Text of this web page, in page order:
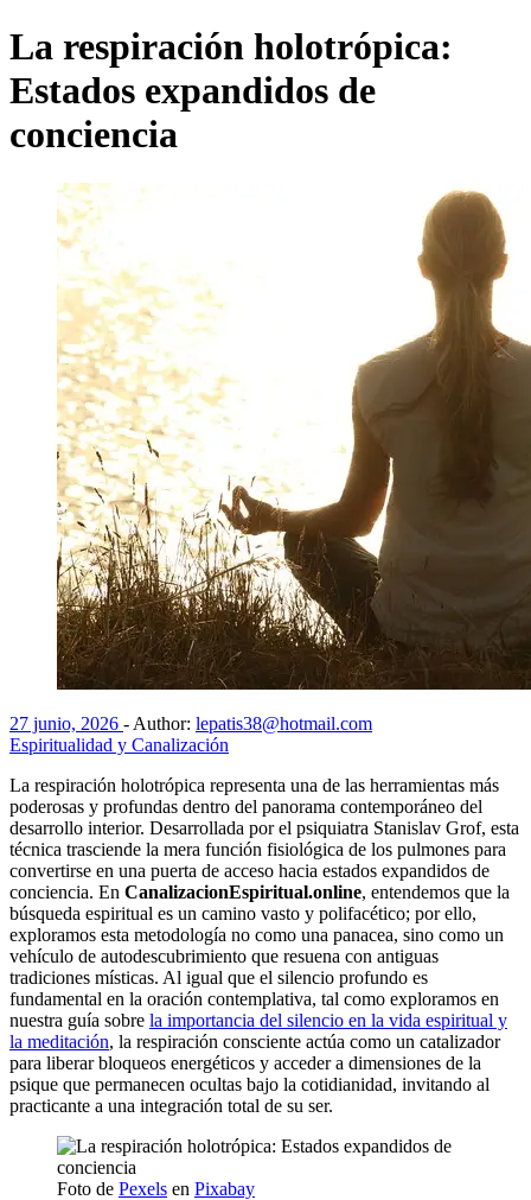
La respiración holotrópica:
Estados expandidos de
conciencia
27 junio, 2026 - Author: lepatis38@hotmail.com
Espiritualidad y Canalización
La respiración holotrópica representa una de las herramientas más
poderosas y profundas dentro del panorama contemporáneo del
desarrollo interior. Desarrollada por el psiquiatra Stanislav Grof, esta
técnica trasciende la mera función fisiológica de los pulmones para
convertirse en una puerta de acceso hacia estados expandidos de
conciencia. En CanalizacionEspiritual.online, entendemos que la
búsqueda espiritual es un camino vasto y polifacético; por ello,
exploramos esta metodología no como una panacea, sino como un
vehículo de autodescubrimiento que resuena con antiguas
tradiciones místicas. Al igual que el silencio profundo es
fundamental en la oración contemplativa, tal como exploramos en
nuestra guía sobre la importancia del silencio en la vida espiritual y
la meditación, la respiración consciente actúa como un catalizador
para liberar bloqueos energéticos y acceder a dimensiones de la
psique que permanecen ocultas bajo la cotidianidad, invitando al
practicante a una integración total de su ser.
Foto de Pexels en Pixabay